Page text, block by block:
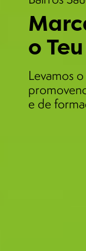
o
Levamos
e de